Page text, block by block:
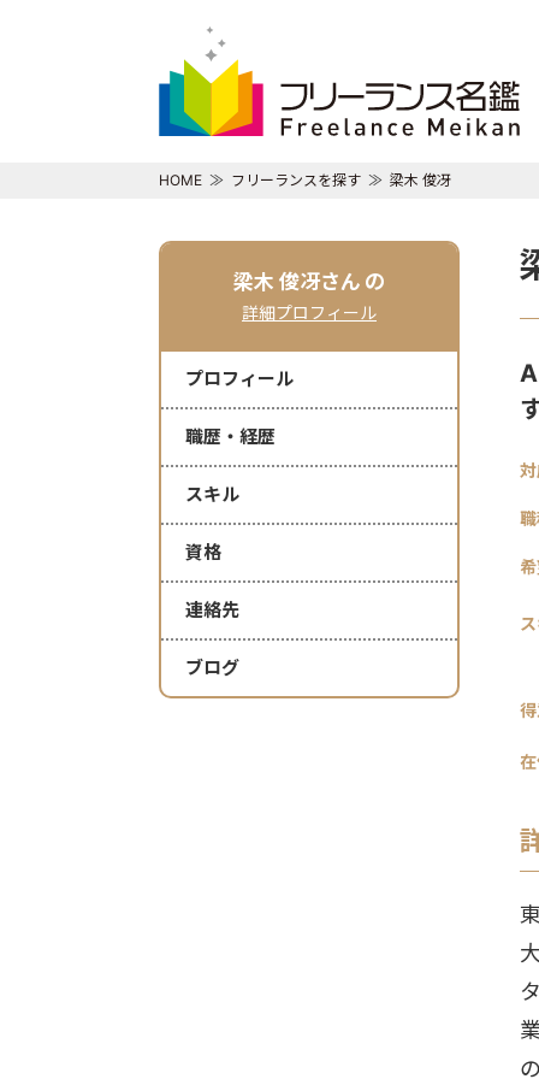
HOME フリーランスを探す 梁木 俊冴
梁木 俊冴さん の
詳細プロフィール
プロフィール
職歴・経歴
スキル
資格
連絡先
ブログ